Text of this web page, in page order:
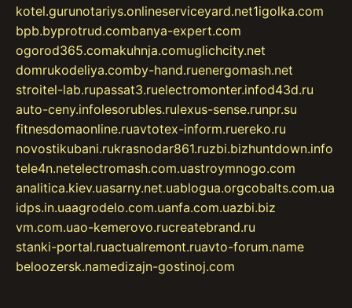
kotel.gurunotariys.onlineserviceyard.net1igolka.com
bpb.byprotrud.combanya-expert.com
ogorod365.comakuhnja.comuglichcity.net
domrukodeliya.comby-hand.ruenergomash.net
stroitel-lab.rupassat3.ruelectromonter.infod43d.ru
auto-ceny.infolesorubles.rulexus-sense.runpr.su
fitnesdomaonline.ruavtotex-inform.ruereko.ru
novostikubani.rukrasnodar861.ruzbi.bizhuntdown.info
tele4n.netelectromash.com.uastroymnogo.com
analitica.kiev.uasarny.net.uablogua.orgcobalts.com.ua
idps.in.uaagrodelo.com.uanfa.com.uazbi.biz
vm.com.uao-kemerovo.rucreatebrand.ru
stanki-portal.ruactualremont.ruavto-forum.name
beloozersk.namedizajn-gostinoj.com